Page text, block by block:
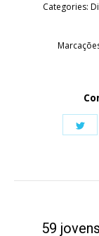
Categories:
59